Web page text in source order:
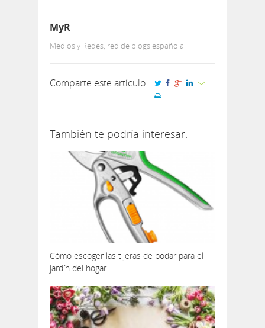
MyR
Medios y Redes, red de blogs española
Comparte este artículo
También te podría interesar:
Cómo escoger las tijeras de podar para el
jardín del hogar